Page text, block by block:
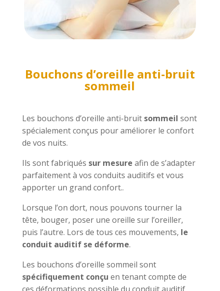
Bouchons d’oreille anti-bruit
sommeil
Les bouchons d’oreille anti-bruit sommeil sont
spécialement conçus pour améliorer le confort
de vos nuits.
Ils sont fabriqués sur mesure afin de s’adapter
parfaitement à vos conduits auditifs et vous
apporter un grand confort..
Lorsque l’on dort, nous pouvons tourner la
tête, bouger, poser une oreille sur l’oreiller,
puis l’autre. Lors de tous ces mouvements, le
conduit auditif se déforme.
Les bouchons d’oreille sommeil sont
spécifiquement conçu en tenant compte de